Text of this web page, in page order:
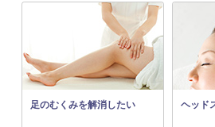
足のむくみを解消したい ヘッド